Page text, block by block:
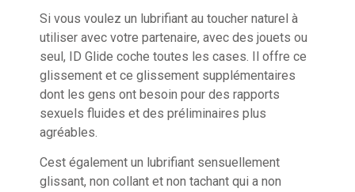
Si vous voulez un lubrifiant au toucher naturel à
utiliser avec votre partenaire, avec des jouets ou
seul, ID Glide coche toutes les cases. Il offre ce
glissement et ce glissement supplémentaires
dont les gens ont besoin pour des rapports
sexuels fluides et des préliminaires plus
agréables.
Cest également un lubrifiant sensuellement
glissant, non collant et non tachant qui a non